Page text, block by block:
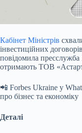
Кабінет Міністрів
інвестиційних
повідомила
отримають ТОВ
📲 Forbes Ukraine у
про бізнес та економіку
Деталі